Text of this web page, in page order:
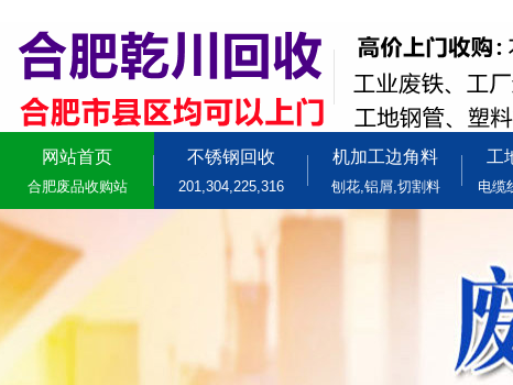
网站首页
合肥废品收购站
不锈钢回收
201,304,225,316
机加工边角料
刨花,铝屑,切割料
工
电缆